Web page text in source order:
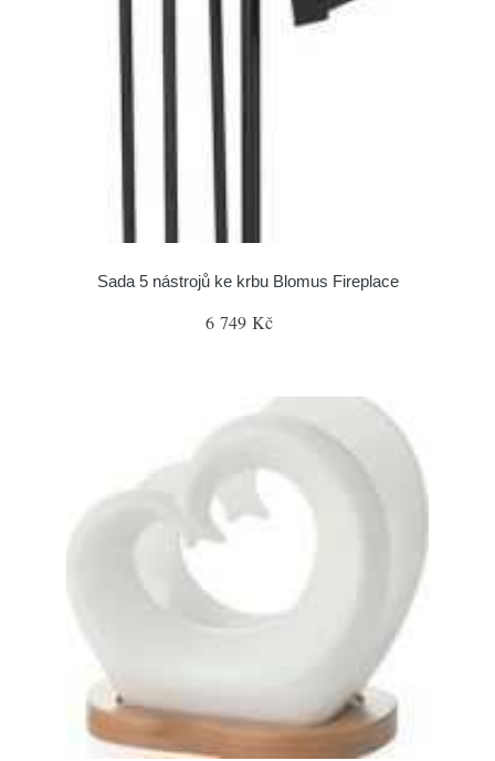
Sada 5 nástrojů ke krbu Blomus Fireplace
6 749 Kč